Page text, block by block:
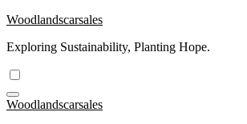
Skip
content
Woodlandscarsales
Exploring Sustainability, Planting Hope.
Woodlandscarsales